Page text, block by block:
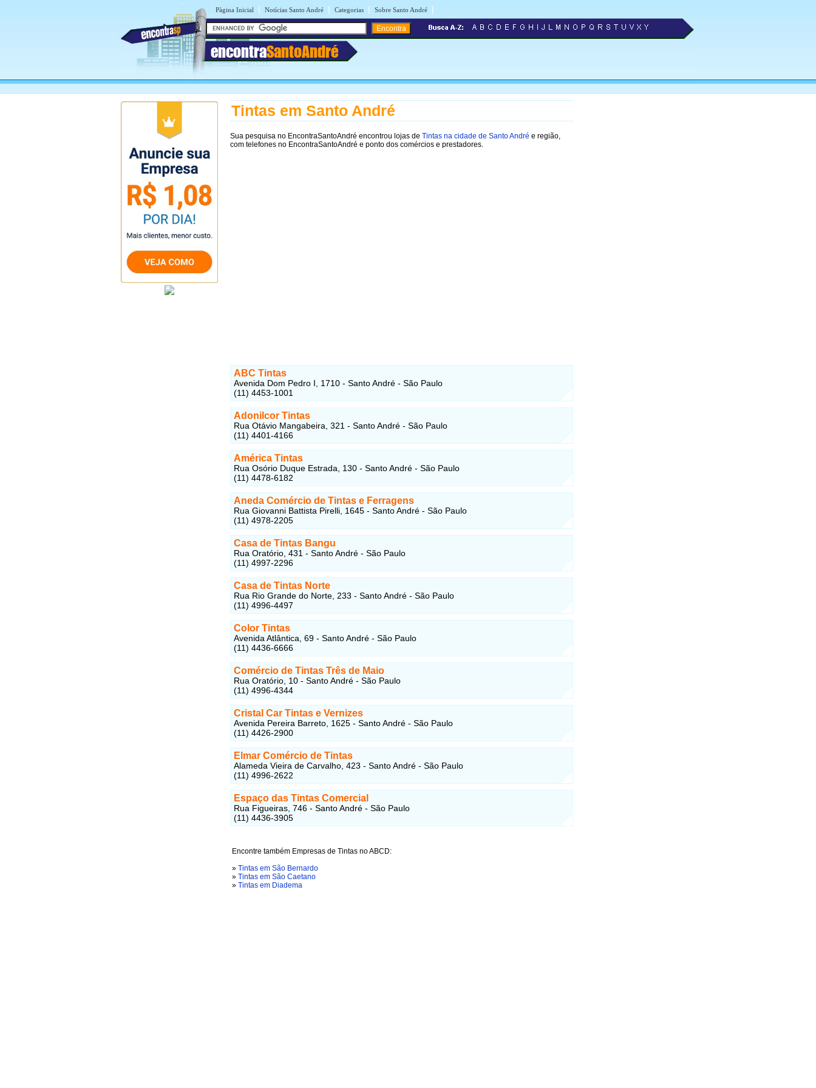
Pàgina Inicial | Notícias Santo André | Categorias | Sobre Santo André |
encontraSantoAndré
Tintas em Santo André
Sua pesquisa no EncontraSantoAndré encontrou lojas de Tintas na cidade de Santo André e região,
com telefones no EncontraSantoAndré e ponto dos comércios e prestadores.
ABC Tintas
Avenida Dom Pedro I, 1710 - Santo André - São Paulo
(11) 4453-1001
Adonilcor Tintas
Rua Otávio Mangabeira, 321 - Santo André - São Paulo
(11) 4401-4166
América Tintas
Rua Osório Duque Estrada, 130 - Santo André - São Paulo
(11) 4478-6182
Aneda Comércio de Tintas e Ferragens
Rua Giovanni Battista Pirelli, 1645 - Santo André - São Paulo
(11) 4978-2205
Casa de Tintas Bangu
Rua Oratório, 431 - Santo André - São Paulo
(11) 4997-2296
Casa de Tintas Norte
Rua Rio Grande do Norte, 233 - Santo André - São Paulo
(11) 4996-4497
Color Tintas
Avenida Atlântica, 69 - Santo André - São Paulo
(11) 4436-6666
Comércio de Tintas Três de Maio
Rua Oratório, 10 - Santo André - São Paulo
(11) 4996-4344
Cristal Car Tintas e Vernizes
Avenida Pereira Barreto, 1625 - Santo André - São Paulo
(11) 4426-2900
Elmar Comércio de Tintas
Alameda Vieira de Carvalho, 423 - Santo André - São Paulo
(11) 4996-2622
Espaço das Tintas Comercial
Rua Figueiras, 746 - Santo André - São Paulo
(11) 4436-3905
Encontre também Empresas de Tintas no ABCD:
» Tintas em São Bernardo
» Tintas em São Caetano
» Tintas em Diadema